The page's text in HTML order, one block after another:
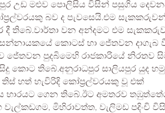
උඩ මළුව පොලිසිය විසින් පසුගිය
බව ද පැවසෙයි.එම සැකකරුවන්
දී තිබේ.වාර්තා වන අන්දමට එම
කොටස් හා ජේතවන දාගැබ
පුදබිමෙහි රාජකාරියේ නිරතව
කොට තිබේ.අනුරාධපුර සාලියපුර යුද
හත් හැවිරිදි කෝප්‍රල්වරයකු වූ එක්
ගෙන තිබේ.ඊට අමතරව
වැල්කඩගම, මිහිරාවත්ත, වැලිමඩ පදිංචි